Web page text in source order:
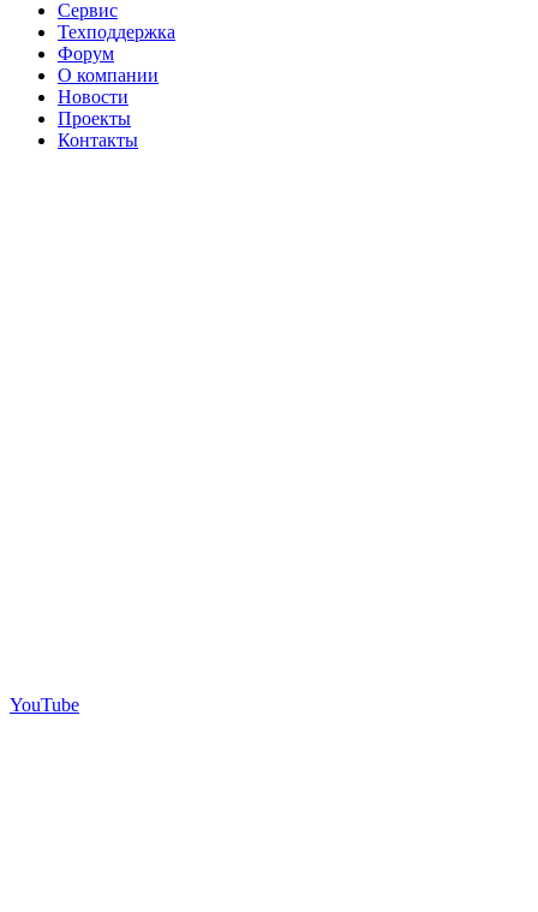
Сервис
Техподдержка
Форум
О компании
Новости
Проекты
Контакты
YouTube